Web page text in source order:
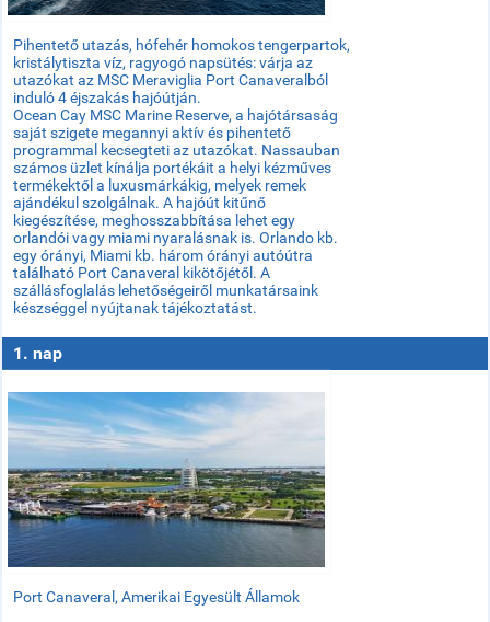
Pihentető utazás, hófehér homokos tengerpartok,
kristálytiszta víz, ragyogó napsütés: várja az
utazókat az MSC Meraviglia Port Canaveralból
induló 4 éjszakás hajóútján.
Ocean Cay MSC Marine Reserve, a hajótársaság
saját szigete megannyi aktív és pihentető
programmal kecsegteti az utazókat. Nassauban
számos üzlet kínálja portékáit a helyi kézműves
termékektől a luxusmárkákig, melyek remek
ajándékul szolgálnak. A hajóút kitűnő
kiegészítése, meghosszabbítása lehet egy
orlandói vagy miami nyaralásnak is. Orlando kb.
egy órányi, Miami kb. három órányi autóútra
található Port Canaveral kikötőjétől. A
szállásfoglalás lehetőségeiről munkatársaink
készséggel nyújtanak tájékoztatást.
1. nap
Port Canaveral, Amerikai Egyesült Államok